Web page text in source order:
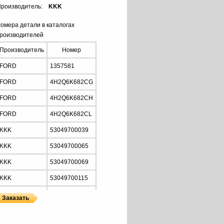
KKK
детали в каталогах
Производитель Номер
FORD 1357581
FORD 4H2Q6K682CG
FORD 4H2Q6K682CH
FORD 4H2Q6K682CL
KKK 53049700039
KKK 53049700065
KKK 53049700069
KKK 53049700115